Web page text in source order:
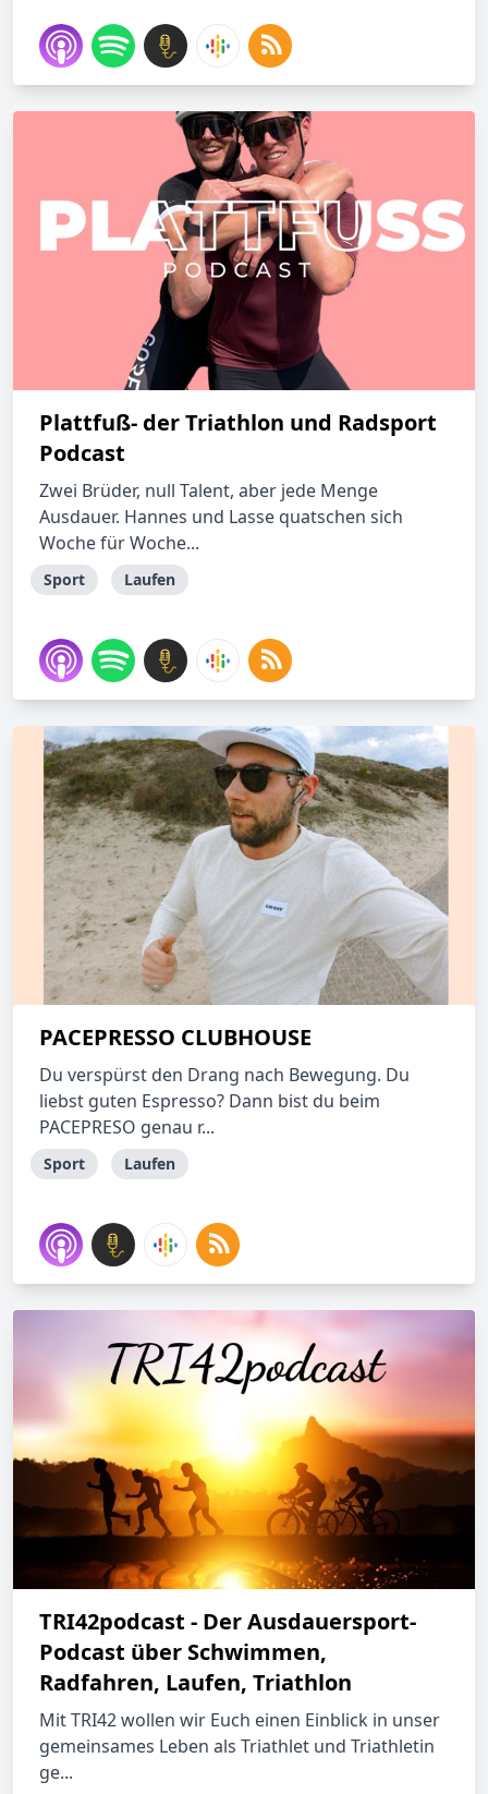
Plattfuß- der Triathlon und Radsport
Podcast
Zwei Brüder, null Talent, aber jede Menge
Ausdauer. Hannes und Lasse quatschen sich
Woche für Woche...
Sport Laufen
PACEPRESSO CLUBHOUSE
Du verspürst den Drang nach Bewegung. Du
liebst guten Espresso? Dann bist du beim
PACEPRESO genau r...
Sport Laufen
TRI42podcast - Der Ausdauersport-
Podcast über Schwimmen,
Radfahren, Laufen, Triathlon
Mit TRI42 wollen wir Euch einen Einblick in unser
gemeinsames Leben als Triathlet und Triathletin
ge...